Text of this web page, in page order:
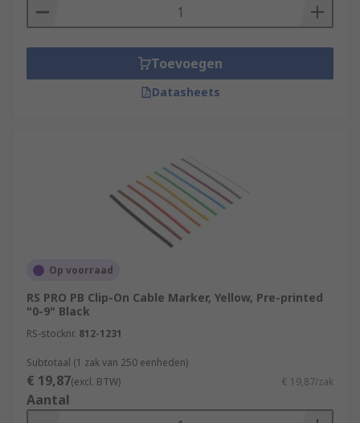
Toevoegen
Datasheets
Op voorraad
RS PRO PB Clip-On Cable Marker, Yellow, Pre-printed
"0-9" Black
RS-stocknr. 812-1231
Subtotaal (1 zak van 250 eenheden)
€ 19,87(excl. BTW) € 19,87/zak
Aantal